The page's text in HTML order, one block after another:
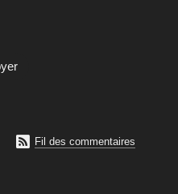
 Fil des commentaires